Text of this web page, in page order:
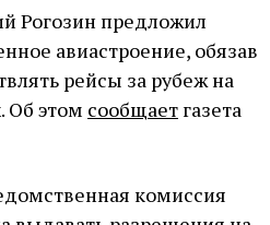
Рогозин предложил
авиастроение, обязав
рейсы за рубеж на
Об этом сообщает газета
комиссия